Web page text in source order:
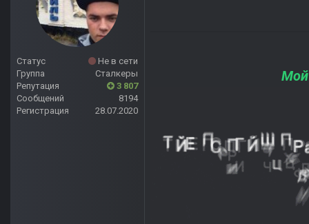
Статус
Не в сети
Группа
Сталкеры
Репутация
3 807
Сообщений
8194
Регистрация
28.07.2020